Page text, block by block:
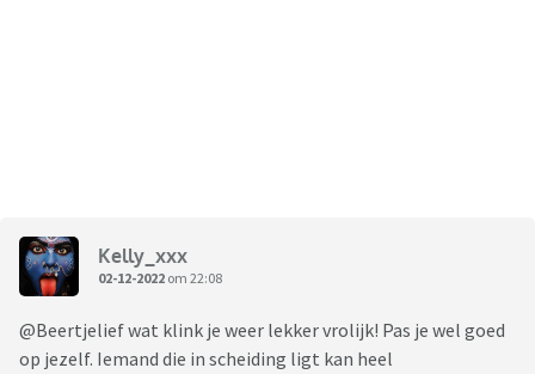
Kelly_xxx
02-12-2022 om 22:08
@Beertjelief wat klink je weer lekker vrolijk! Pas je wel goed
op jezelf. Iemand die in scheiding ligt kan heel